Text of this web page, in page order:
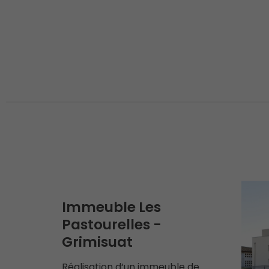
Immeuble Les
Pastourelles -
Grimisuat